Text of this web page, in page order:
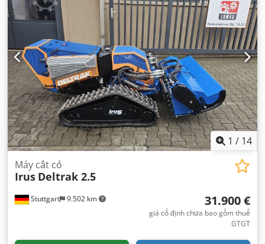
1 / 14
Stuttgart 9.502 km
Máy cắt cỏ
Irus Deltrak 2.5
31.900 €
giá cố định chưa bao gồm thuế
GTGT